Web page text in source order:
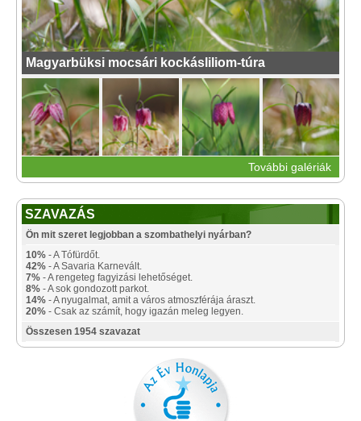
Magyarbüksi mocsári kockásliliom-túra
További galériák
SZAVAZÁS
Ön mit szeret legjobban a szombathelyi nyárban?
10% - A Tófürdőt.
42% - A Savaria Karnevált.
7% - A rengeteg fagyizási lehetőséget.
8% - A sok gondozott parkot.
14% - A nyugalmat, amit a város atmoszférája áraszt.
20% - Csak az számít, hogy igazán meleg legyen.
Összesen 1954 szavazat